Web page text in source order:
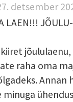
detsember
LAEN!!!
raha oma
minuga